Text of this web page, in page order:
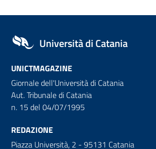
Università di Catania
UNICTMAGAZINE
Giornale dell'Università di Catania
Aut. Tribunale di Catania
n. 15 del 04/07/1995
REDAZIONE
Piazza Università, 2 - 95131 Catania